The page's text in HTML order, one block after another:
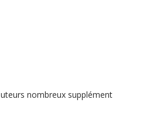
nombreux supplément